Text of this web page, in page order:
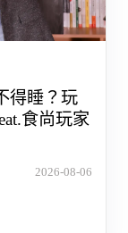
得睡？玩
食尚玩家
2026-08-06